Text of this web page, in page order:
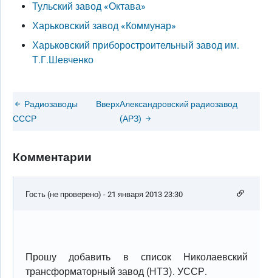
Тульский завод «Октава»
Харьковский завод «Коммунар»
Харьковский приборостроительный завод им.
Т.Г.Шевченко
Радиозаводы
СССР
ВверхАлександровский радиозавод
(АРЗ)
Комментарии
Гость (не проверено) - 21 января 2013 23:30
Прошу добавить в список Николаевский
трансформаторный завод (НТЗ). УССР.